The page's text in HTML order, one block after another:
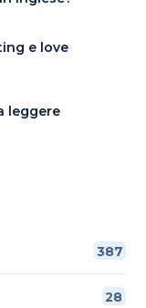
e love
leggere
387
28